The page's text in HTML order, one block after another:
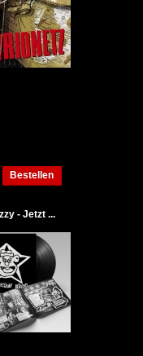
Bestellen
- Jetzt ...